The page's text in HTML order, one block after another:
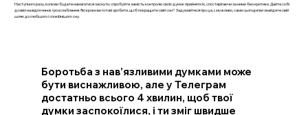
Наступного разу, коли ви будете намагатися заснути, спробуйте замість контролю своїх думок прийняти їх, спостерігаючи за ними без критики. Дайте собі
дозвіл на відпочинок і розслаблення. Які кроки ви готові зробити, щоб покращити свій сон? Задумайтеся про це, і, можливо, саме сьогодні ви знайдете свій
шлях до глибшого і спокійнішого сну.
Боротьба з нав’язливими думками може
бути виснажливою, але у Телеграм
достатньо всього 4 хвилин, щоб твої
думки заспокоїлися, і ти зміг швидше